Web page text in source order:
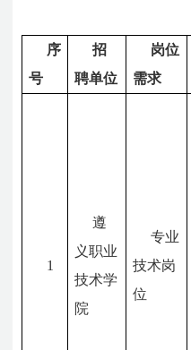
序
号
招
聘单位
岗位
需求
1
遵
义职业
技术学
院
专业
技术岗
位